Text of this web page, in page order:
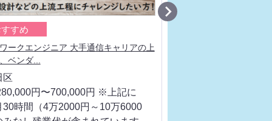
すめ
ークエンジニア 大手通信キャリアの上
ベンダ...
区
円〜700,000円 ※上記に
30時間（4万2000円～10万6000
